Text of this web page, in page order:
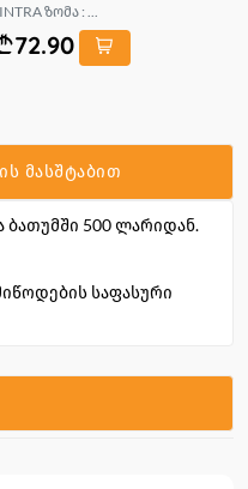
ზომა : ...
72.90
მასშტაბით
500 ლარიდან.
საფასური